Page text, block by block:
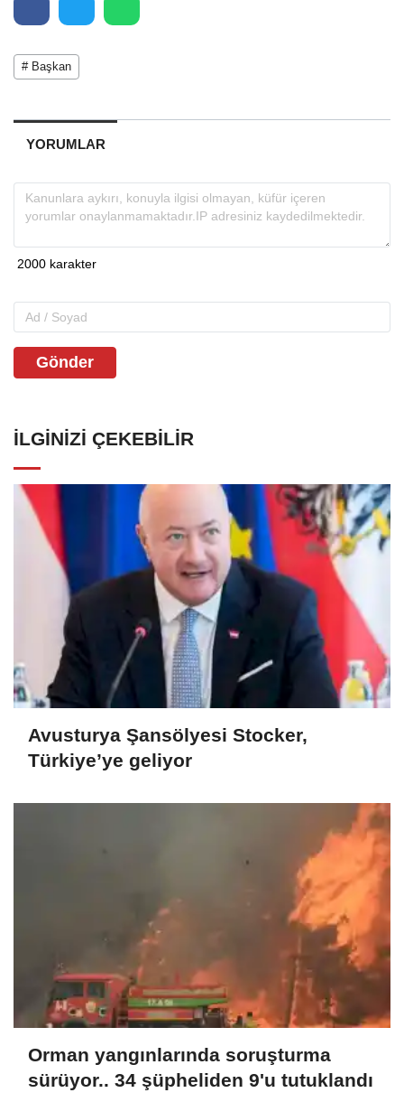
# Başkan
YORUMLAR
Gönder
İLGINIZI ÇEKEBILIR
Avusturya Şansölyesi Stocker,
Türkiye’ye geliyor
Orman yangınlarında soruşturma
sürüyor.. 34 şüpheliden 9'u tutuklandı